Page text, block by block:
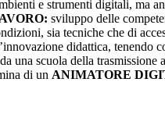
e strumenti digitali,
sviluppo delle
sia tecniche che di
didattica, tenendo
una scuola della trasmissione
di un ANIMATORE